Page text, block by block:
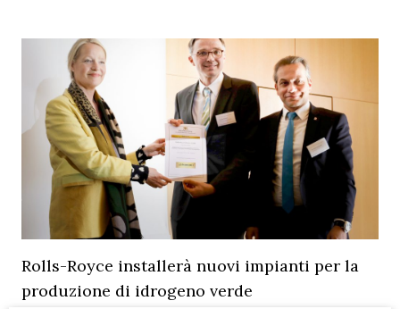
Rolls-Royce installerà nuovi impianti per la
produzione di idrogeno verde